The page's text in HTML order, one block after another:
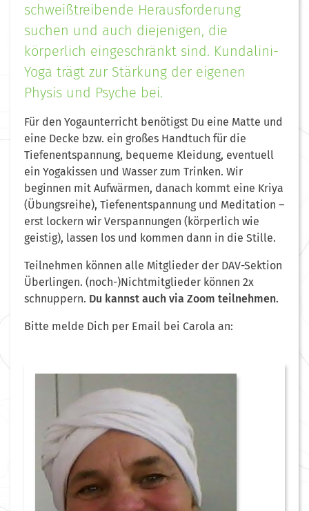
schweißtreibende Herausforderung
suchen und auch diejenigen, die
körperlich eingeschränkt sind. Kundalini-
Yoga trägt zur Stärkung der eigenen
Physis und Psyche bei.
Für den Yogaunterricht benötigst Du eine Matte und
eine Decke bzw. ein großes Handtuch für die
Tiefenentspannung, bequeme Kleidung, eventuell
ein Yogakissen und Wasser zum Trinken. Wir
beginnen mit Aufwärmen, danach kommt eine Kriya
(Übungsreihe), Tiefenentspannung und Meditation –
erst lockern wir Verspannungen (körperlich wie
geistig), lassen los und kommen dann in die Stille.
Teilnehmen können alle Mitglieder der DAV-Sektion
Überlingen. (noch-)Nichtmitglieder können 2x
schnuppern. Du kannst auch via Zoom teilnehmen.
Bitte melde Dich per Email bei Carola an: